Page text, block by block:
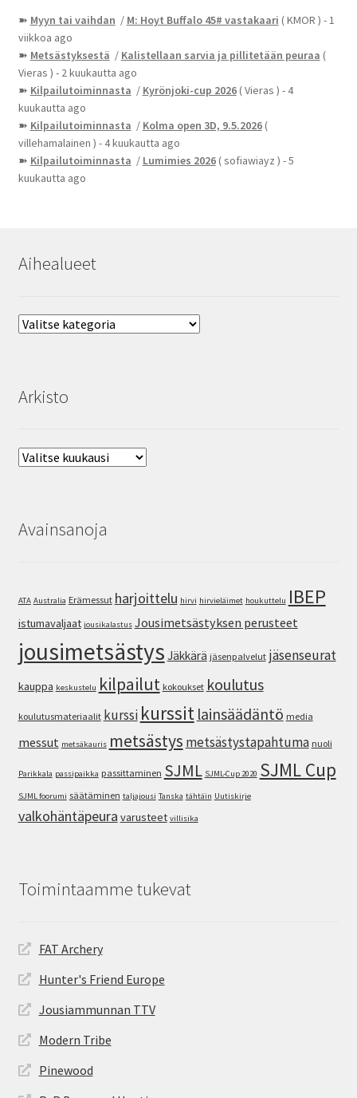
➽ Myyn tai vaihdan / M: Hoyt Buffalo 45# vastakaari ( KMOR ) - 1
viikkoa ago
➽ Metsästyksestä / Kalistellaan sarvia ja pillitetään peuraa (
Vieras ) - 2 kuukautta ago
➽ Kilpailutoiminnasta / Kyrönjoki-cup 2026( Vieras ) - 4
kuukautta ago
➽ Kilpailutoiminnasta / Kolma open 3D, 9.5.2026(
villehamalainen ) - 4 kuukautta ago
➽ Kilpailutoiminnasta / Lumimies 2026( sofiawiayz ) - 5
kuukautta ago
Aihealueet
Aihealueet
Arkisto
Arkisto
Avainsanoja
ATA Australia Erämessut harjoittelu hirvi hirvieläimet houkuttelu IBEP
istumavaljaat jousikalastus Jousimetsästyksen perusteet
jousimetsästys Jäkkärä jäsenpalvelut jäsenseurat
kauppa keskustelu kilpailut kokoukset koulutus
koulutusmateriaalit kurssi kurssit lainsäädäntö media
messut metsäkauris metsästys metsästystapahtuma nuoli
Parikkala passipaikka passittaminen SJML SJML-Cup 2020 SJML Cup
SJML foorumi säätäminen taljajousi Tanska tähtäin Uutiskirje
valkohäntäpeura varusteet villisika
Toimintaamme tukevat
FAT Archery
Hunter's Friend Europe
Jousiammunnan TTV
Modern Tribe
Pinewood